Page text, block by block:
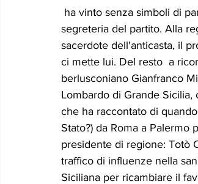
segreteria del partito. Alla
sacerdote dell'anticasta, il
ci mette lui. Del resto  a
berlusconiano Gianfranco
Lombardo di Grande Sicilia,
che ha raccontato di
Stato?) da Roma a
presidente di regione: Totò
traffico di influenze nella
Siciliana per ricambiare il